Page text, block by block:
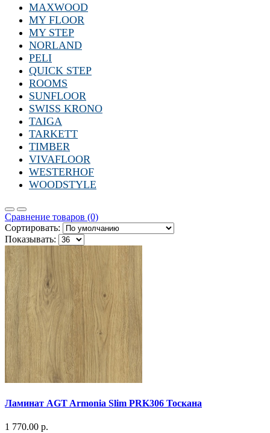
MAXWOOD
MY FLOOR
MY STEP
NORLAND
PELI
QUICK STEP
ROOMS
SUNFLOOR
SWISS KRONO
TAIGA
TARKETT
TIMBER
VIVAFLOOR
WESTERHOF
WOODSTYLE
Сравнение товаров (0)
Сортировать:
Показывать:
Ламинат AGT Armonia Slim PRK306 Тоскана
1 770.00 р.